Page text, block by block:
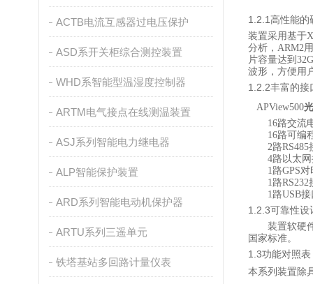
ACTB电流互感器过电压保护
ASD系开关柜综合测控装置
WHD系智能型温湿度控制器
ARTM电气接点在线测温装置
ASJ系列智能电力继电器
ALP智能保护装置
ARD系列智能电动机保护器
ARTU系列三遥单元
铁塔基站多回路计量仪表
1.2.1 高性能的
装置采用基于
分析， ARM2
片容量达到
波形，方便用
1.2.2丰富的接
APView500
16路交流
16路可编
2路RS485
4路以太
1路GPS对
1路RS232
1路USB接
1.2.3可靠性设
装置软硬
国家标准。
1.3功能对照表
本系列装置除